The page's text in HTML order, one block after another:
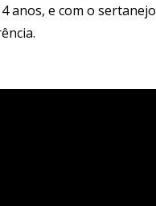
anos, e com o